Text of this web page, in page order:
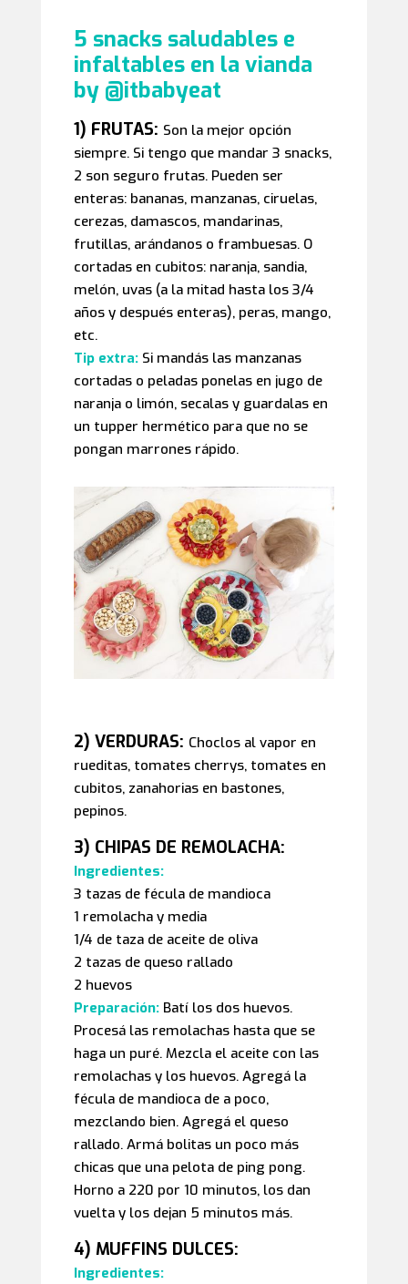
5 snacks saludables e
infaltables en la vianda
by @itbabyeat
1) FRUTAS: Son la mejor opción
siempre. Si tengo que mandar 3 snacks,
2 son seguro frutas. Pueden ser
enteras: bananas, manzanas, ciruelas,
cerezas, damascos, mandarinas,
frutillas, arándanos o frambuesas. O
cortadas en cubitos: naranja, sandia,
melón, uvas (a la mitad hasta los 3/4
años y después enteras), peras, mango,
etc.
Tip extra: Si mandás las manzanas
cortadas o peladas ponelas en jugo de
naranja o limón, secalas y guardalas en
un tupper hermético para que no se
pongan marrones rápido.
2) VERDURAS: Choclos al vapor en
rueditas, tomates cherrys, tomates en
cubitos, zanahorias en bastones,
pepinos.
3) CHIPAS DE REMOLACHA:
Ingredientes:
3 tazas de fécula de mandioca
1 remolacha y media
1/4 de taza de aceite de oliva
2 tazas de queso rallado
2 huevos
Preparación:Batí los dos huevos.
Procesá las remolachas hasta que se
haga un puré. Mezcla el aceite con las
remolachas y los huevos. Agregá la
fécula de mandioca de a poco,
mezclando bien. Agregá el queso
rallado. Armá bolitas un poco más
chicas que una pelota de ping pong.
Horno a 220 por 10 minutos, los dan
vuelta y los dejan 5 minutos más.
4) MUFFINS DULCES:
Ingredientes: